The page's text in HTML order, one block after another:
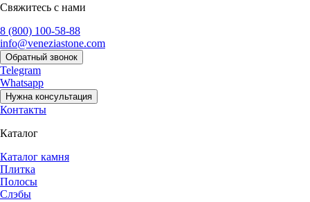
Свяжитесь с нами
8 (800) 100-58-88
info@veneziastone.com
Обратный звонок
Telegram
Whatsapp
Нужна консультация
Контакты
Каталог
Каталог камня
Плитка
Полосы
Слэбы